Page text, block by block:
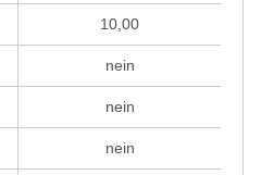
10,00
nein
nein
nein